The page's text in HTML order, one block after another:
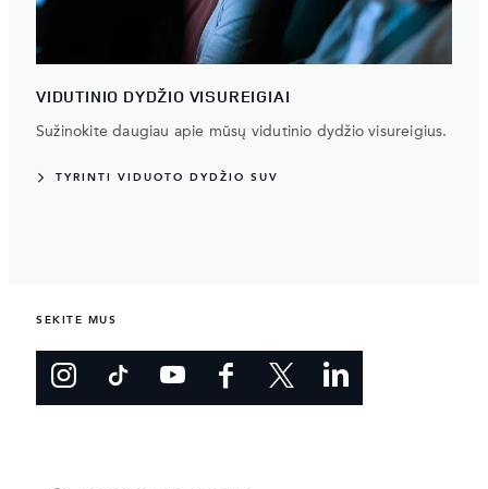
VIDUTINIO DYDŽIO VISUREIGIAI
Sužinokite daugiau apie mūsų vidutinio dydžio visureigius.
TYRINTI VIDUOTO DYDŽIO SUV
SEKITE MUS